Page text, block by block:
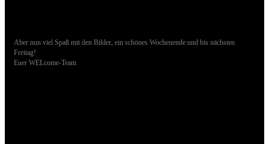
Aber nun viel Spaß mit den Bilder, ein schönes Wochenende und bis nächsten
Freitag!
Euer WELcome-Team